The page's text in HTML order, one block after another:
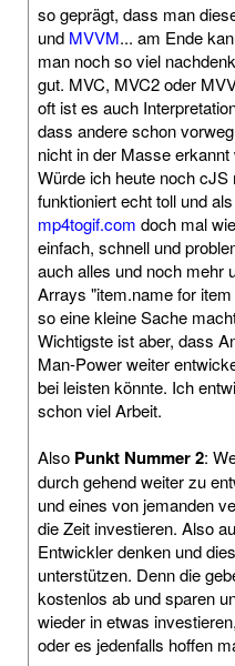
so geprägt, dass man
und MVVM... am Ende
man noch so viel
gut. MVC, MVC2 oder
oft ist es auch
dass andere schon
nicht in der Masse erkannt
Würde ich heute noch
funktioniert echt toll und
mp4togif.com doch mal
einfach, schnell und
auch alles und noch mehr
Arrays "item.name for
so eine kleine Sache
Wichtigste ist aber, dass
Man-Power weiter
bei leisten könnte. Ich
schon viel Arbeit.
Also Punkt Nummer 2:
durch gehend weiter zu
und eines von jemanden
die Zeit investieren. Also
Entwickler denken und
unterstützen. Denn die
kostenlos ab und sparen
wieder in etwas
oder es jedenfalls hoffen